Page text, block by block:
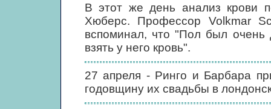
В этот же день анализ крови
Хюберс. Профессор Volkmar
вспоминал, что "Пол был очень
взять у него кровь".
27 апреля - Ринго и Барбара
годовщину их свадьбы в